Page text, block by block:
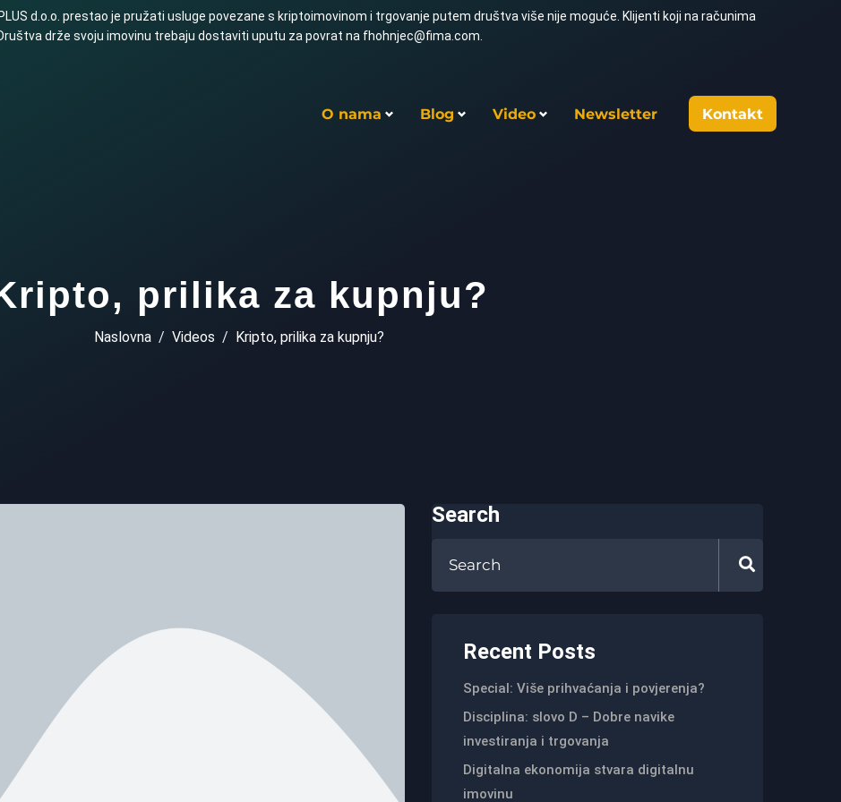
d.o.o. prestao je pružati usluge povezane s kriptoimovinom i trgovanje putem društva više nije moguće. Klijenti koji na računima
drže svoju imovinu trebaju dostaviti uputu za povrat na fhohnjec@fima.com.
O nama Blog Video Newsletter Kontakt
prilika za kupnju?
Naslovna Videos Kripto, prilika za kupnju?
Search
Recent Posts
Special: Više prihvaćanja i povjerenja?
Disciplina: slovo D – Dobre navike
investiranja i trgovanja
Digitalna ekonomija stvara digitalnu
imovinu